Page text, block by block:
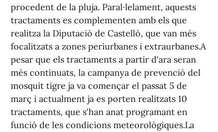
procedent de la pluja. Paral·lelament, aquests
tractaments es complementen amb els que
realitza la Diputació de Castelló, que van més
focalitzats a zones periurbanes i extraurbanes.A
pesar que els tractaments a partir d'ara seran
més continuats, la campanya de prevenció del
mosquit tigre ja va començar el passat 5 de
març i actualment ja es porten realitzats 10
tractaments, que s'han anat programant en
funció de les condicions meteorològiques.La